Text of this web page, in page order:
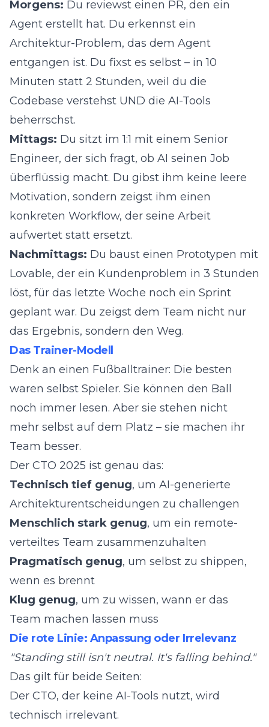
Morgens: Du reviewst einen PR, den ein
Agent erstellt hat. Du erkennst ein
Architektur-Problem, das dem Agent
entgangen ist. Du fixst es selbst – in 10
Minuten statt 2 Stunden, weil du die
Codebase verstehst UND die AI-Tools
beherrschst.
Mittags: Du sitzt im 1:1 mit einem Senior
Engineer, der sich fragt, ob AI seinen Job
überflüssig macht. Du gibst ihm keine leere
Motivation, sondern zeigst ihm einen
konkreten Workflow, der seine Arbeit
aufwertet statt ersetzt.
Nachmittags: Du baust einen Prototypen mit
Lovable, der ein Kundenproblem in 3 Stunden
löst, für das letzte Woche noch ein Sprint
geplant war. Du zeigst dem Team nicht nur
das Ergebnis, sondern den Weg.
Das Trainer-Modell
Denk an einen Fußballtrainer: Die besten
waren selbst Spieler. Sie können den Ball
noch immer lesen. Aber sie stehen nicht
mehr selbst auf dem Platz – sie machen ihr
Team besser.
Der CTO 2025 ist genau das:
Technisch tief genug, um AI-generierte
Architekturentscheidungen zu challengen
Menschlich stark genug, um ein remote-
verteiltes Team zusammenzuhalten
Pragmatisch genug, um selbst zu shippen,
wenn es brennt
Klug genug, um zu wissen, wann er das
Team machen lassen muss
Die rote Linie: Anpassung oder Irrelevanz
"Standing still isn't neutral. It's falling behind."
Das gilt für beide Seiten:
Der CTO, der keine AI-Tools nutzt, wird
technisch irrelevant.